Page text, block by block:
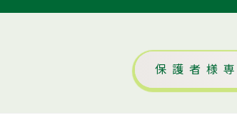
保護者様